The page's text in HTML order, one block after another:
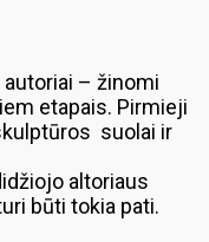
– žinomi
etapais. Pirmieji
suolai ir
altoriaus
būti tokia pati.